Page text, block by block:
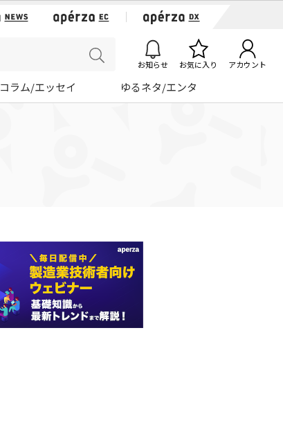
お知らせ お気に入り アカウント
コラム/エッセイ ゆるネタ/エンタ